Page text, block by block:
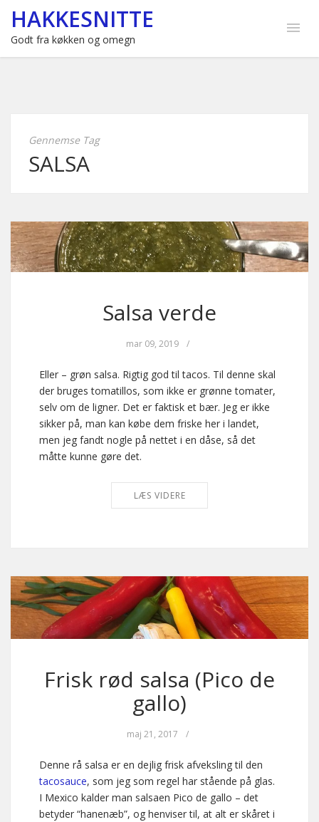
HAKKESNITTE
Godt fra køkken og omegn
Gennemse Tag
SALSA
Salsa verde
mar 09, 2019 /
Eller – grøn salsa. Rigtig god til tacos. Til denne skal
der bruges tomatillos, som ikke er grønne tomater,
selv om de ligner. Det er faktisk et bær. Jeg er ikke
sikker på, man kan købe dem friske her i landet,
men jeg fandt nogle på nettet i en dåse, så det
måtte kunne gøre det.
LÆS VIDERE
Frisk rød salsa (Pico de
gallo)
maj 21, 2017 /
Denne rå salsa er en dejlig frisk afveksling til den
tacosauce, som jeg som regel har stående på glas.
I Mexico kalder man salsaen Pico de gallo – det
betyder “hanenæb”, og henviser til, at alt er skåret i